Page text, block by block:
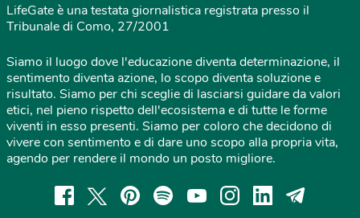
LifeGate è una testata giornalistica registrata presso il
Tribunale di Como, 27/2001
Siamo il luogo dove l'educazione diventa determinazione, il
sentimento diventa azione, lo scopo diventa soluzione e
risultato. Siamo per chi sceglie di lasciarsi guidare da valori
etici, nel pieno rispetto dell'ecosistema e di tutte le forme
viventi in esso presenti. Siamo per coloro che decidono di
vivere con sentimento e di dare uno scopo alla propria vita,
agendo per rendere il mondo un posto migliore.